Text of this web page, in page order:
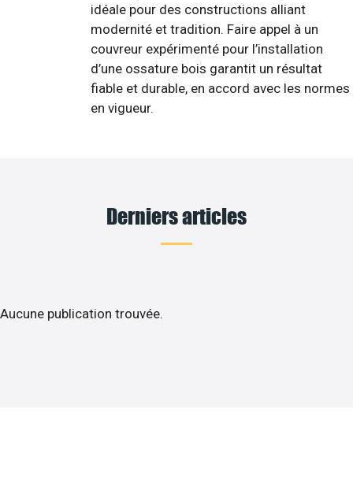
idéale pour des constructions alliant
modernité et tradition. Faire appel à un
couvreur expérimenté pour l’installation
d’une ossature bois garantit un résultat
fiable et durable, en accord avec les normes
en vigueur.
Derniers articles
Aucune publication trouvée.